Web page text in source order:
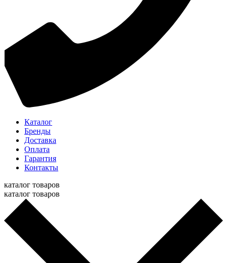
Каталог
Бренды
Доставка
Оплата
Гарантия
Контакты
каталог товаров
каталог товаров